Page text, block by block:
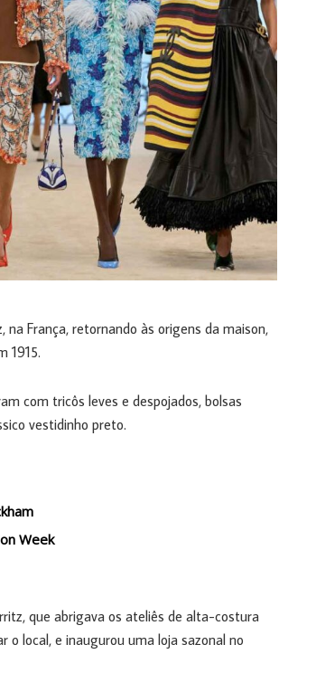
na França, retornando às origens da maison,
1915.
com tricôs leves e despojados, bolsas
vestidinho preto.
Week
que abrigava os ateliês de alta-costura
o local, e inaugurou uma loja sazonal no